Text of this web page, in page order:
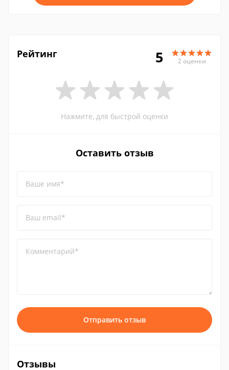
Рейтинг 5 2 оценки
Нажмите, для быстрой оценки
Оставить отзыв
Ваше имя*
Ваш email*
Комментарий*
Отправить отзыв
Отзывы